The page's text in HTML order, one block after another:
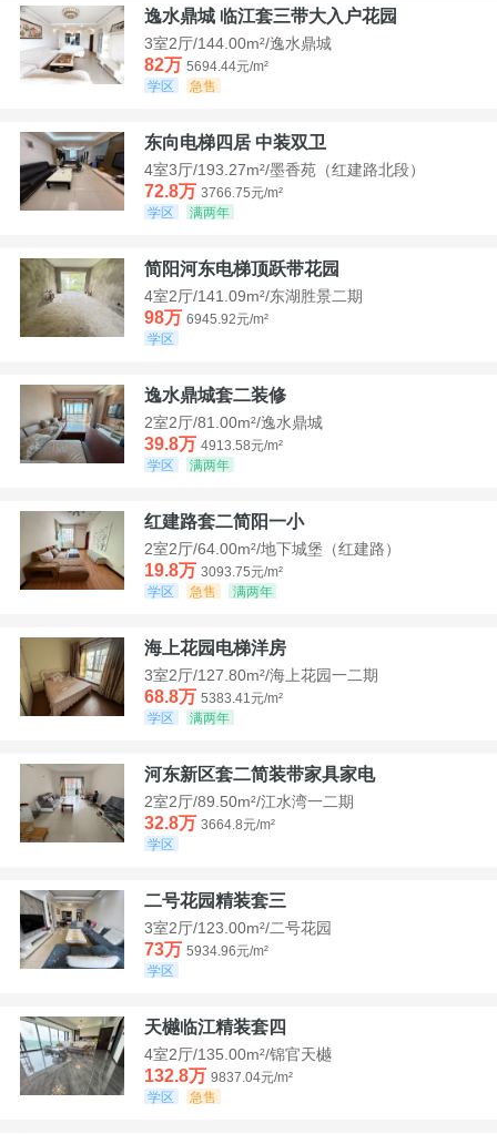
逸水鼎城 临江套三带大入户花园
3室2厅/144.00m²/逸水鼎城
82万 5694.44元/m²
学区
急售
东向电梯四居 中装双卫
4室3厅/193.27m²/墨香苑（红建路北段）
72.8万 3766.75元/m²
学区
满两年
简阳河东电梯顶跃带花园
4室2厅/141.09m²/东湖胜景二期
98万 6945.92元/m²
学区
逸水鼎城套二装修
2室2厅/81.00m²/逸水鼎城
39.8万 4913.58元/m²
学区
满两年
红建路套二简阳一小
2室2厅/64.00m²/地下城堡（红建路）
19.8万 3093.75元/m²
学区
急售 满两年
海上花园电梯洋房
3室2厅/127.80m²/海上花园一二期
68.8万 5383.41元/m²
学区
满两年
河东新区套二简装带家具家电
2室2厅/89.50m²/江水湾一二期
32.8万 3664.8元/m²
学区
二号花园精装套三
3室2厅/123.00m²/二号花园
73万 5934.96元/m²
学区
天樾临江精装套四
4室2厅/135.00m²/锦官天樾
132.8万 9837.04元/m²
学区
急售